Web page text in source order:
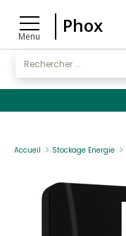
Menu
Phox
Accueil Stockage Energie